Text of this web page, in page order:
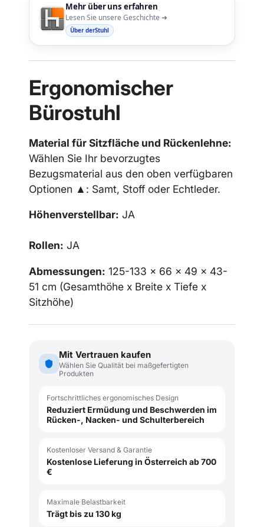
Mehr über uns erfahren
Lesen Sie unsere Geschichte ➜
Über derStuhl
Ergonomischer
Bürostuhl
Material für Sitzfläche und Rückenlehne:
Wählen Sie Ihr bevorzugtes
Bezugsmaterial aus den oben verfügbaren
Optionen ▲: Samt, Stoff oder Echtleder.
Höhenverstellbar: JA
Rollen: JA
Abmessungen: 125-133 x 66 x 49 x 43-
51 cm (Gesamthöhe x Breite x Tiefe x
Sitzhöhe)
Mit Vertrauen kaufen
Wählen Sie Qualität bei maßgefertigten
Produkten
Fortschrittliches ergonomisches Design
Reduziert Ermüdung und Beschwerden im
Rücken-, Nacken- und Schulterbereich
Kostenloser Versand & Garantie
Kostenlose Lieferung in Österreich ab 700
€
Maximale Belastbarkeit
Trägt bis zu 130 kg